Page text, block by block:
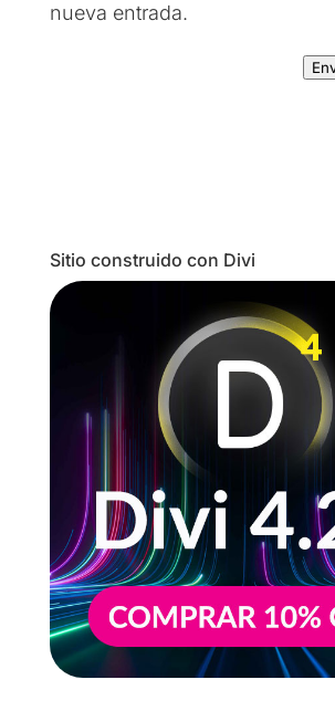
nueva entrada.
Sitio construido con Divi